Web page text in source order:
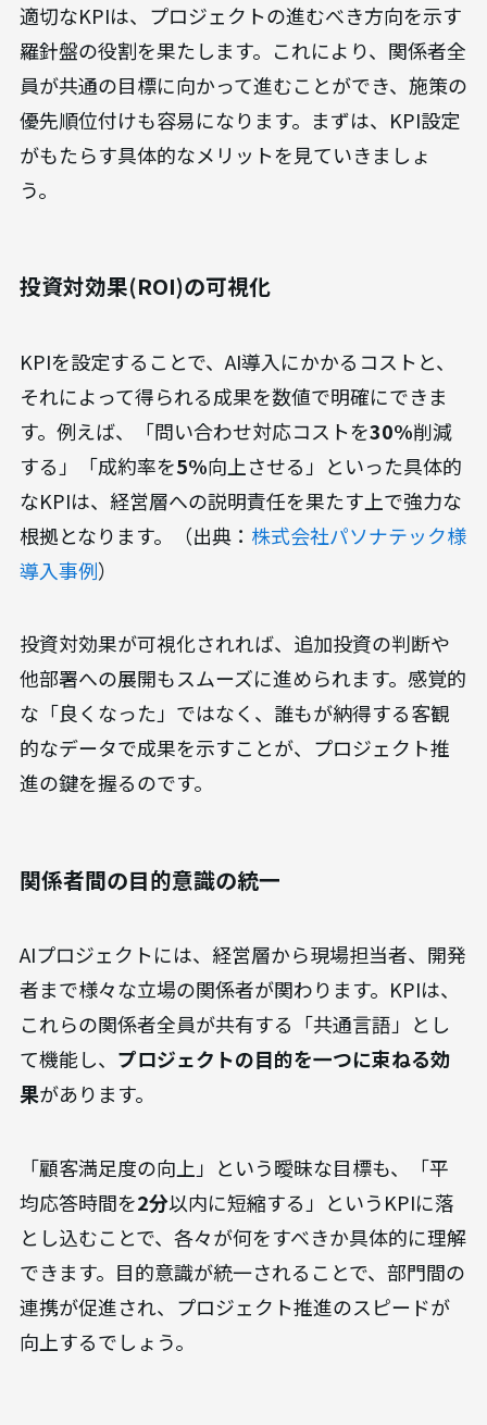
適切なKPIは、プロジェクトの進むべき方向を示す
羅針盤の役割を果たします。これにより、関係者全
員が共通の目標に向かって進むことができ、施策の
優先順位付けも容易になります。まずは、KPI設定
がもたらす具体的なメリットを見ていきましょ
う。
投資対効果(ROI)の可視化
KPIを設定することで、AI導入にかかるコストと、
それによって得られる成果を数値で明確にできま
す。例えば、「問い合わせ対応コストを30%削減
する」「成約率を5%向上させる」といった具体的
なKPIは、経営層への説明責任を果たす上で強力な
根拠となります。（出典： 株式会社パソナテック様
導入事例）
投資対効果が可視化されれば、追加投資の判断や
他部署への展開もスムーズに進められます。感覚的
な「良くなった」ではなく、誰もが納得する客観
的なデータで成果を示すことが、プロジェクト推
進の鍵を握るのです。
関係者間の目的意識の統一
AIプロジェクトには、経営層から現場担当者、開発
者まで様々な立場の関係者が関わります。KPIは、
これらの関係者全員が共有する「共通言語」とし
て機能し、 プロジェクトの目的を一つに束ねる効
果があります。
「顧客満足度の向上」という曖昧な目標も、「平
均応答時間を2分以内に短縮する」というKPIに落
とし込むことで、各々が何をすべきか具体的に理解
できます。目的意識が統一されることで、部門間の
連携が促進され、プロジェクト推進のスピードが
向上するでしょう。